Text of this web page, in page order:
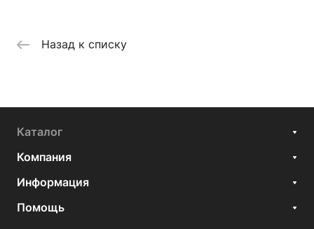
Назад к списку
Каталог
Компания
Информация
Помощь